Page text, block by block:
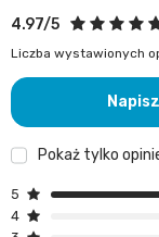
4.97/5
Liczba wystawionych
Pokaż tylko
5
4